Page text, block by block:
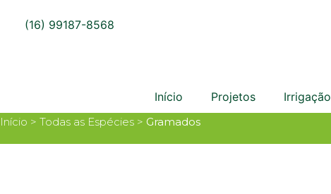
(16) 99187-8568
Início Projetos Irrigação
Início > Todas as Espécies > Gramados